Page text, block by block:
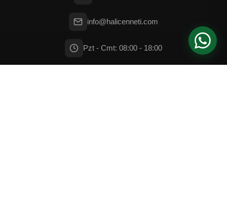
info@halicenneti.com
Pzt - Cmt: 08:00 - 18:00